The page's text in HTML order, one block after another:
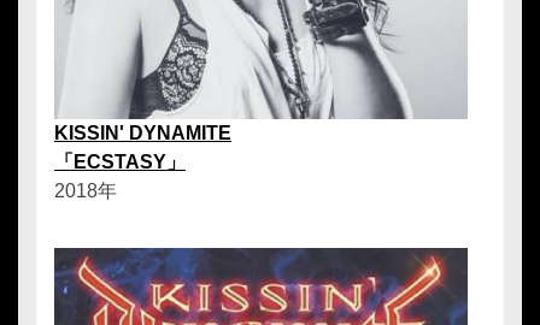
KISSIN' DYNAMITE
「ECSTASY」
2018年